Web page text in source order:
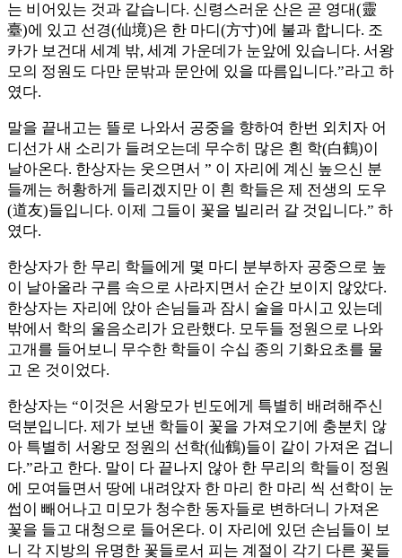
는 비어있는 것과 같습니다. 신령스러운 산은 곧 영대(靈
臺)에 있고 선경(仙境)은 한 마디(方寸)에 불과 합니다. 조
카가 보건대 세계 밖, 세계 가운데가 눈앞에 있습니다. 서왕
모의 정원도 다만 문밖과 문안에 있을 따름입니다.”라고 하
였다.
말을 끝내고는 뜰로 나와서 공중을 향하여 한번 외치자 어
디선가 새 소리가 들려오는데 무수히 많은 흰 학(白鶴)이
날아온다. 한상자는 웃으면서 ” 이 자리에 계신 높으신 분
들께는 허황하게 들리겠지만 이 흰 학들은 제 전생의 도우
(道友)들입니다. 이제 그들이 꽃을 빌리러 갈 것입니다.” 하
였다.
한상자가 한 무리 학들에게 몇 마디 분부하자 공중으로 높
이 날아올라 구름 속으로 사라지면서 순간 보이지 않았다.
한상자는 자리에 앉아 손님들과 잠시 술을 마시고 있는데
밖에서 학의 울음소리가 요란했다. 모두들 정원으로 나와
고개를 들어보니 무수한 학들이 수십 종의 기화요초를 물
고 온 것이었다.
한상자는 “이것은 서왕모가 빈도에게 특별히 배려해주신
덕분입니다. 제가 보낸 학들이 꽃을 가져오기에 충분치 않
아 특별히 서왕모 정원의 선학(仙鶴)들이 같이 가져온 겁니
다.”라고 한다. 말이 다 끝나지 않아 한 무리의 학들이 정원
에 모여들면서 땅에 내려앉자 한 마리 한 마리 씩 선학이 눈
썹이 빼어나고 미모가 청수한 동자들로 변하더니 가져온
꽃을 들고 대청으로 들어온다. 이 자리에 있던 손님들이 보
니 각 지방의 유명한 꽃들로서 피는 계절이 각기 다른 꽃들